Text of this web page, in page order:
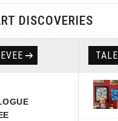
DISCOVERIES